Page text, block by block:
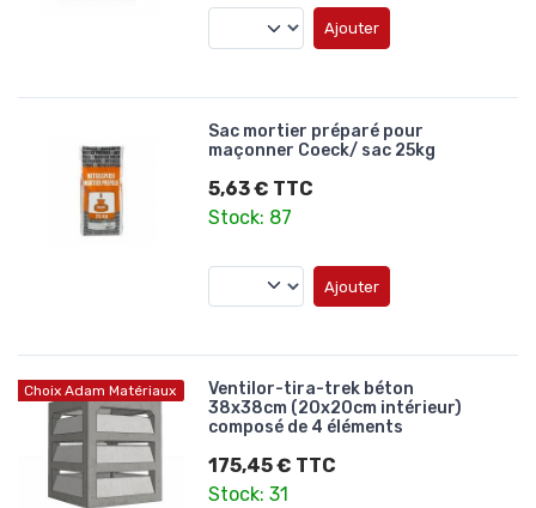
Ajouter
Sac mortier préparé pour
maçonner Coeck/ sac 25kg
5,63 € TTC
Stock: 87
Ajouter
Choix Adam Matériaux
Ventilor-tira-trek béton
38x38cm (20x20cm intérieur)
composé de 4 éléments
175,45 € TTC
Stock: 31